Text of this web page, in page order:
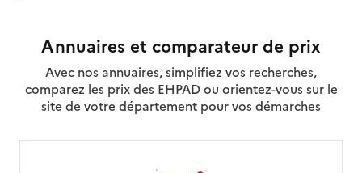
Annuaires et comparateur de prix
Avec nos annuaires, simplifiez vos recherches,
comparez les prix des EHPAD ou orientez-vous sur le
site de votre département pour vos démarches